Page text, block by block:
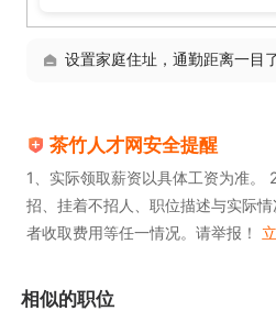
购车优惠：员工购车享受85折
休假安排：周末休息，拥有带
定期体检 ：年度免费体检，
节日福利：生日福利、中秋节
设置家庭住址，通勤距离一目
茶竹人才网安全提醒
1、实际领取薪资以具体工资为准。
招、挂着不招人、职位描述与实际
者收取费用等任一情况。请举报！
相似的职位